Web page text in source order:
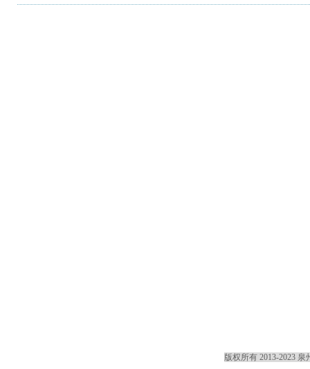
版权所有 2013-2023 泉